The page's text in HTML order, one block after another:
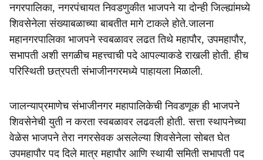
नगरपालिका, नगरपंचायत निवडणुकीत भाजपने या दोन्ही जिल्ह्यांमध्ये
शिवसेनेला संख्याबळाच्या बाबतीत मागे टाकले होते.जालना
महानगरपालिका भाजपने स्वबळावर लढत तिथे महापौर, उपमहापौर,
सभापती अशी सगळीच महत्त्वाची पदे आपल्याकडे राखली होती. हीच
परिस्थिती छत्रपती संभाजीनगरमध्ये पाहायला मिळाली.
जालन्याप्रमाणेच संभाजीनगर महापालिकेची निवडणूक ही भाजपने
शिवसेनेची युती न करता स्वबळावर लढवली होती. सत्ता स्थापनेच्या
वेळेस भाजपने तेरा नगरसेवक असलेल्या शिवसेनेला सोबत घेत
उपमहापौर पद दिले मात्र महापौर आणि स्थायी समिती सभापती पद